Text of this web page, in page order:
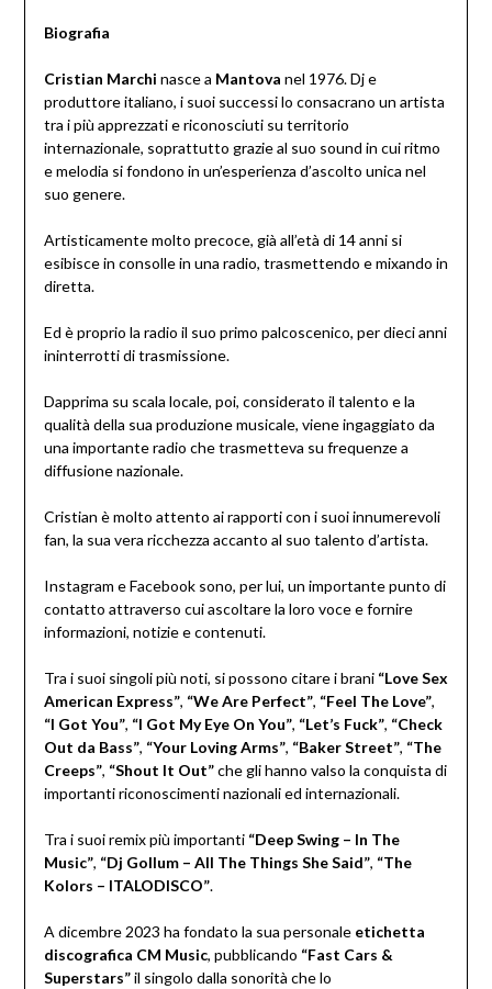
Biografia
Cristian Marchi nasce a Mantova nel 1976. Dj e
produttore italiano, i suoi successi lo consacrano un artista
tra i più apprezzati e riconosciuti su territorio
internazionale, soprattutto grazie al suo sound in cui ritmo
e melodia si fondono in un’esperienza d’ascolto unica nel
suo genere.
Artisticamente molto precoce, già all’età di 14 anni si
esibisce in consolle in una radio, trasmettendo e mixando in
diretta.
Ed è proprio la radio il suo primo palcoscenico, per dieci anni
ininterrotti di trasmissione.
Dapprima su scala locale, poi, considerato il talento e la
qualità della sua produzione musicale, viene ingaggiato da
una importante radio che trasmetteva su frequenze a
diffusione nazionale.
Cristian è molto attento ai rapporti con i suoi innumerevoli
fan, la sua vera ricchezza accanto al suo talento d’artista.
Instagram e Facebook sono, per lui, un importante punto di
contatto attraverso cui ascoltare la loro voce e fornire
informazioni, notizie e contenuti.
Tra i suoi singoli più noti, si possono citare i brani “Love Sex
American Express”, “We Are Perfect”, “Feel The Love”,
“I Got You”, “I Got My Eye On You”, “Let’s Fuck”, “Check
Out da Bass”, “Your Loving Arms”, “Baker Street”, “The
Creeps”, “Shout It Out”che gli hanno valso la conquista di
importanti riconoscimenti nazionali ed internazionali.
Tra i suoi remix più importanti “Deep Swing – In The
Music”, “Dj Gollum – All The Things She Said”, “The
Kolors – ITALODISCO”.
A dicembre 2023 ha fondato la sua personale etichetta
discografica CM Music, pubblicando “Fast Cars &
Superstars”il singolo dalla sonorità che lo